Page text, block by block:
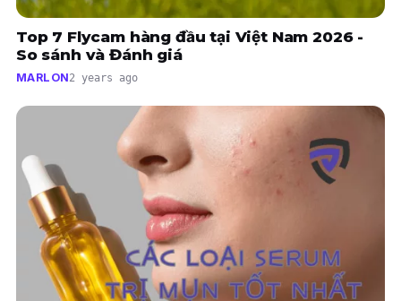
Top 7 Flycam hàng đầu tại Việt Nam 2026 -
So sánh và Đánh giá
MARLON2 years ago